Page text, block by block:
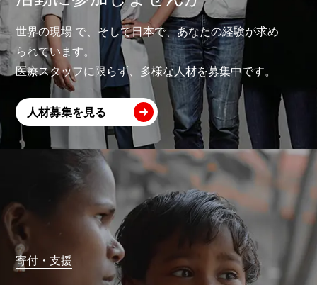
世界の現場 で、そして日本で、あなたの経験が求め
られています。
医療スタッフに限らず、多様な人材を募集中です。
人材募集を見る
寄付・支援